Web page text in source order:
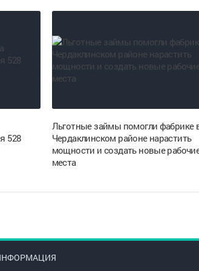
528
Льготные займы помогли фабрике
Чердаклинском районе нарастить
мощности и создать новые
места